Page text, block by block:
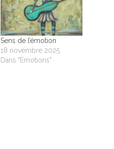
Sens de l’émotion
18 novembre 2025
Dans "Emotions"